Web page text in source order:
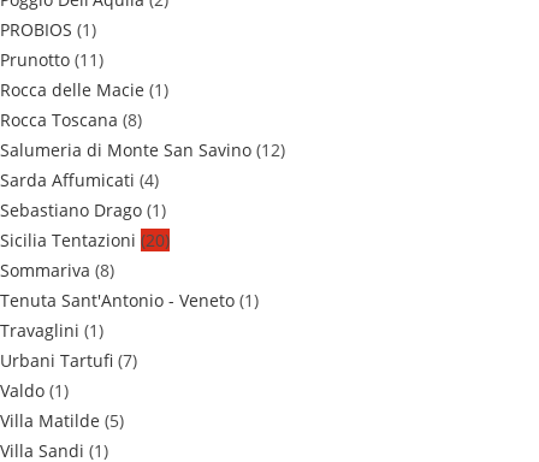
PROBIOS (1)
Prunotto (11)
Rocca delle Macie (1)
Rocca Toscana (8)
Salumeria di Monte San Savino (12)
Sarda Affumicati (4)
Sebastiano Drago (1)
Sicilia Tentazioni (20)
Sommariva (8)
Tenuta Sant'Antonio - Veneto (1)
Travaglini (1)
Urbani Tartufi (7)
Valdo (1)
Villa Matilde (5)
Villa Sandi (1)